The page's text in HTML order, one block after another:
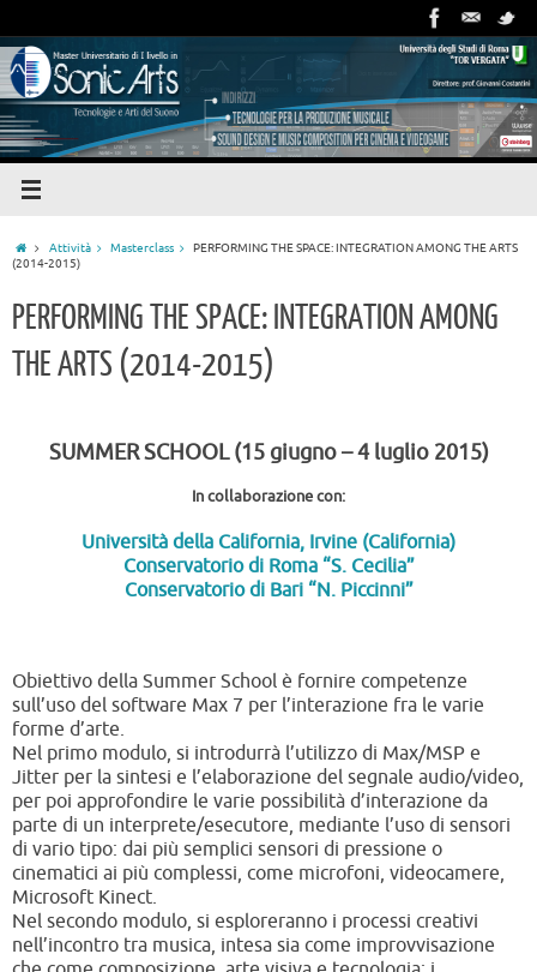
Attività Masterclass
PERFORMING THE SPACE: INTEGRATION AMONG THE ARTS
(2014-2015)
PERFORMING THE SPACE: INTEGRATION AMONG
THE ARTS (2014-2015)
SUMMER SCHOOL (15 giugno – 4 luglio 2015)
In collaborazione con:
Università della California, Irvine (California)
Conservatorio di Roma “S. Cecilia”
Conservatorio di Bari “N. Piccinni”
Obiettivo della Summer School è fornire competenze
sull’uso del software Max 7 per l’interazione fra le varie
forme d’arte.
Nel primo modulo, si introdurrà l’utilizzo di Max/MSP e
Jitter per la sintesi e l’elaborazione del segnale audio/video,
per poi approfondire le varie possibilità d’interazione da
parte di un interprete/esecutore, mediante l’uso di sensori
di vario tipo: dai più semplici sensori di pressione o
cinematici ai più complessi, come microfoni, videocamere,
Microsoft Kinect.
Nel secondo modulo, si esploreranno i processi creativi
nell’incontro tra musica, intesa sia come improvvisazione